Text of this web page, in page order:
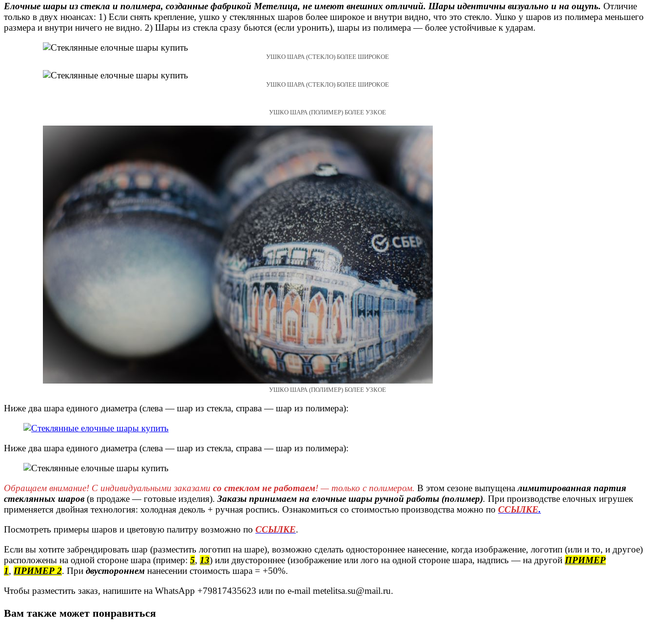
Елочные шары из стекла и полимера, созданные фабрикой Метелица, не имеют внешних отличий. Шары идентичны визуально и на ощупь. Отличие
только в двух нюансах: 1) Если снять крепление, ушко у стеклянных шаров более широкое и внутри видно, что это стекло. Ушко у шаров из полимера меньшего
размера и внутри ничего не видно. 2) Шары из стекла сразу бьются (если уронить), шары из полимера — более устойчивые к ударам.
УШКО ШАРА (СТЕКЛО) БОЛЕЕ ШИРОКОЕ
УШКО ШАРА (СТЕКЛО) БОЛЕЕ ШИРОКОЕ
УШКО ШАРА (ПОЛИМЕР) БОЛЕЕ УЗКОЕ
УШКО ШАРА (ПОЛИМЕР) БОЛЕЕ УЗКОЕ
Ниже два шара единого диаметра (слева — шар из стекла, справа — шар из полимера):
Ниже два шара единого диаметра (слева — шар из стекла, справа — шар из полимера):
Обращаем внимание! С индивидуальными заказами со стеклом не работаем! — только с полимером. В этом сезоне выпущеналимитированная партия
стеклянных шаров (в продаже — готовые изделия). Заказы принимаем на елочные шары ручной работы (полимер). При производстве елочных игрушек
применяется двойная технология: холодная деколь + ручная роспись. Ознакомиться со стоимостью производства можно по ССЫЛКЕ.
Посмотреть примеры шаров и цветовую палитру возможно по ССЫЛКЕ.
Если вы хотите забрендировать шар (разместить логотип на шаре), возможно сделать одностороннее нанесение, когда изображение, логотип (или и то, и другое)
расположены на одной стороне шара (пример: 5, 13) или двустороннее (изображение или лого на одной стороне шара, надпись — на другой ПРИМЕР
1, ПРИМЕР 2. При двустороннем нанесении стоимость шара = +50%.
Чтобы разместить заказ, напишите на WhatsApp +79817435623 или по e-mail metelitsa.su@mail.ru.
Вам также может понравиться